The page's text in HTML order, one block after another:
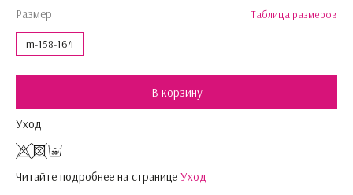
Размер Таблица размеров
m-158-164
В корзину
Уход
Читайте подробнее на странице Уход